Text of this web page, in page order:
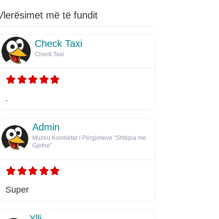
më të fundit
Check Taxi
Check Taxi
.
Admin
Muzeu Kombëtar i Përgjimeve “Shtëpia me
Gjethe”
Super